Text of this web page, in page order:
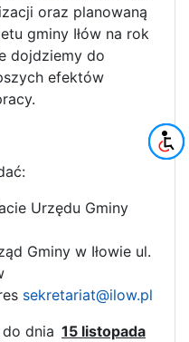
oraz planowaną
gminy Iłów na rok
dojdziemy do
efektów
Urzędu Gminy
Gminy w Iłowie ul.
sekretariat@ilow.pl
dnia 15 listopada